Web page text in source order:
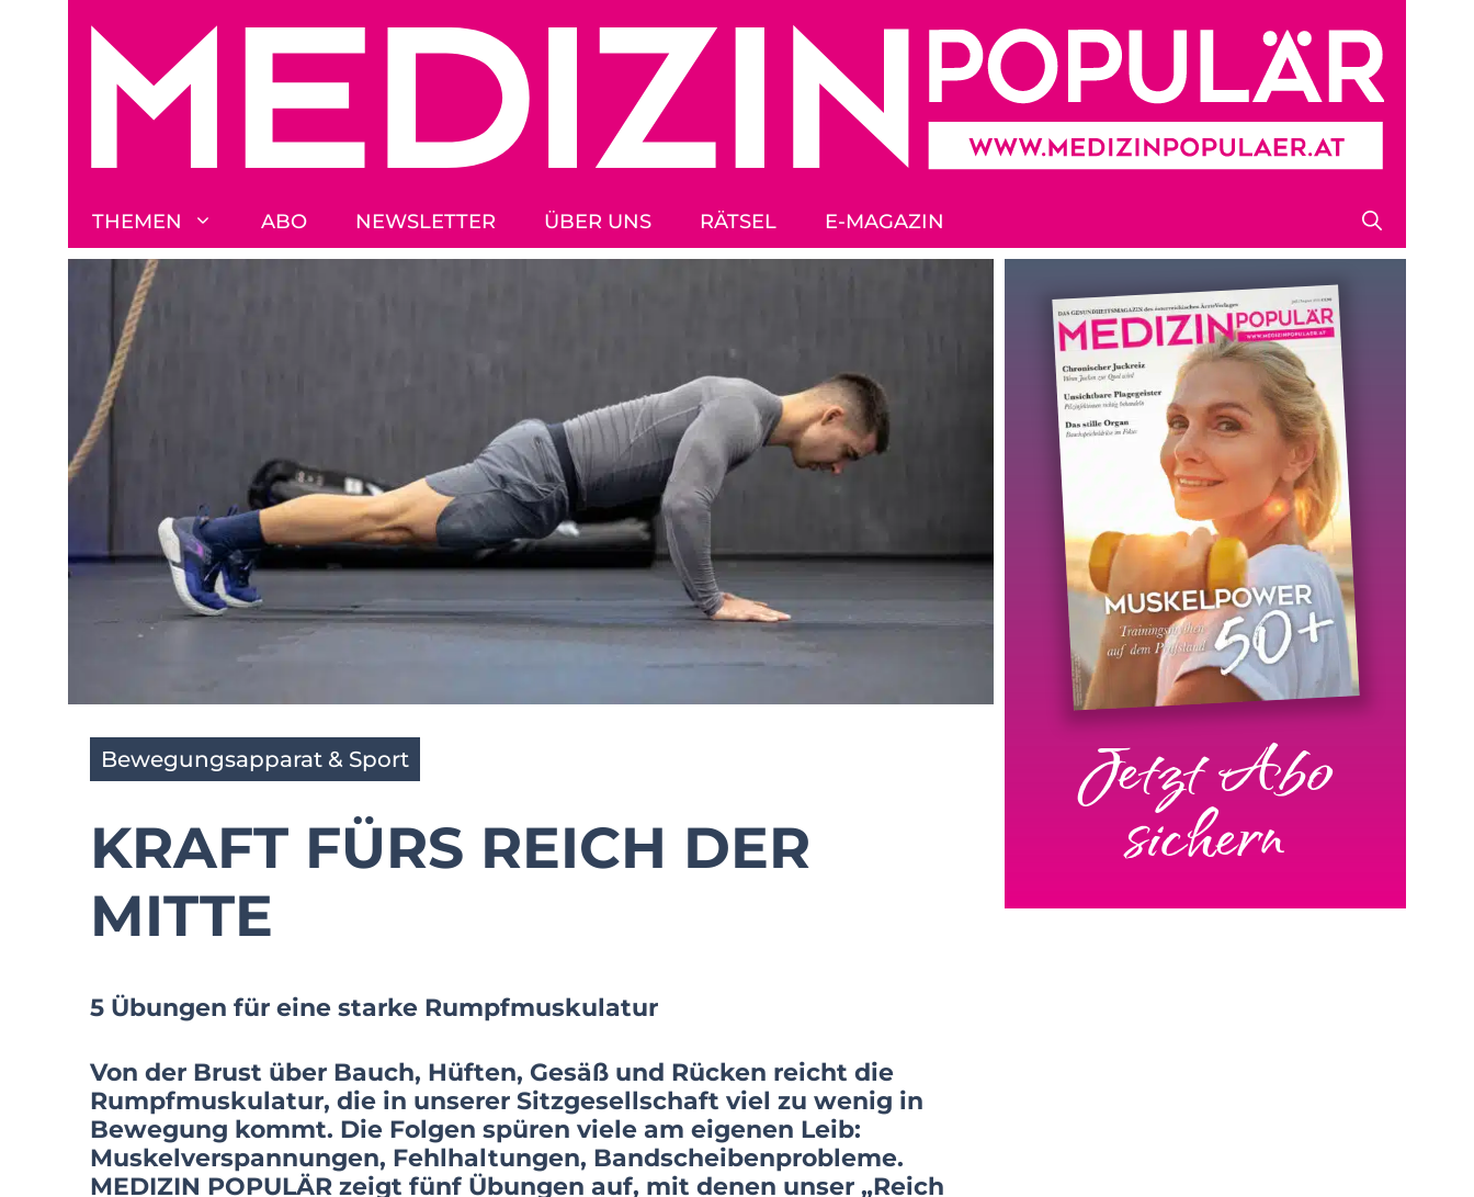
THEMEN ABO NEWSLETTER ÜBER UNS RÄTSEL E-MAGAZIN
Bewegungsapparat & Sport
KRAFT FÜRS REICH DER
MITTE
5 Übungen für eine starke Rumpfmuskulatur
Von der Brust über Bauch, Hüften, Gesäß und Rücken reicht die
Rumpfmuskulatur, die in unserer Sitzgesellschaft viel zu wenig in
Bewegung kommt. Die Folgen spüren viele am eigenen Leib:
Muskelverspannungen, Fehlhaltungen, Bandscheibenprobleme.
MEDIZIN POPULÄR zeigt fünf Übungen auf, mit denen unser „Reich
Jetzt Abo
sichern